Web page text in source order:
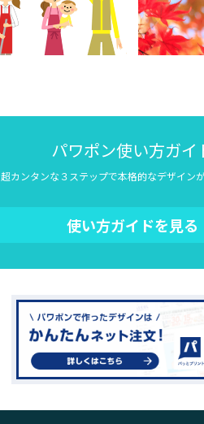
パワポン使い方ガイ
超カンタンな３ステップで本格的なデザイン
使い方ガイドを見る